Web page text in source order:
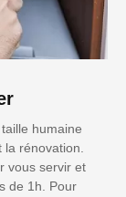
humaine
la rénovation.
vous servir et
de 1h. Pour